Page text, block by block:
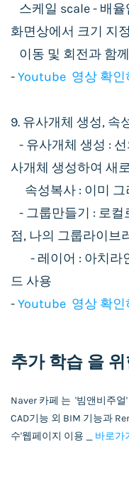
스케일 scale - 배
화면상에서 크기 지정
이동 및 회전과 함
-Youtube 영상 확인
9. 유사개체 생성, 속
- 유사개체 생성 :
사개체 생성하여 새
속성복사 : 이미 그
- 그룹만들기 : 로컬
점, 나의 그룹라이브
- 레이어 : 아치라
드 사용
-Youtube 영상 확인
추가 학습 을
Naver 카페 는 '빔앤비주얼
CAD기능 외 BIM 기능과
수'웹페이지 이용 _
바로가